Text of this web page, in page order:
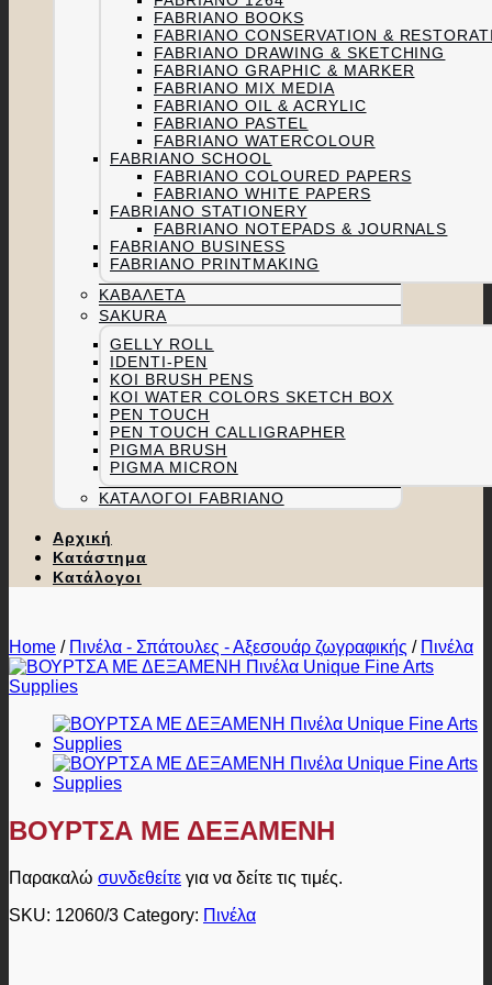
FABRIANO BOOKS
FABRIANO CONSERVATION &
FABRIANO DRAWING & SKETCHING
FABRIANO GRAPHIC & MARKER
FABRIANO MIX MEDIA
FABRIANO OIL & ACRYLIC
FABRIANO PASTEL
FABRIANO WATERCOLOUR
FABRIANO SCHOOL
FABRIANO COLOURED PAPERS
FABRIANO WHITE PAPERS
FABRIANO STATIONERY
FABRIANO NOTEPADS & JOURNALS
FABRIANO BUSINESS
FABRIANO PRINTMAKING
ΚΑΒΑΛΈΤΑ
SAKURA
GELLY ROLL
IDENTI-PEN
KOI BRUSH PENS
KOI WATER COLORS SKETCH BOX
PEN TOUCH
PEN TOUCH CALLIGRAPHER
PIGMA BRUSH
PIGMA MICRON
ΚΑΤΆΛΟΓΟΙ FABRIANO
Αρχική
Κατάστημα
Κατάλογοι
Home / Πινέλα - Σπάτουλες - Αξεσουάρ ζωγραφικής / Πινέλα
ΒΟΥΡΤΣΑ ΜΕ ΔΕΞΑΜΕΝΗ
Παρακαλώ συνδεθείτε για να δείτε τις τιμές.
SKU: 12060/3 Category: Πινέλα